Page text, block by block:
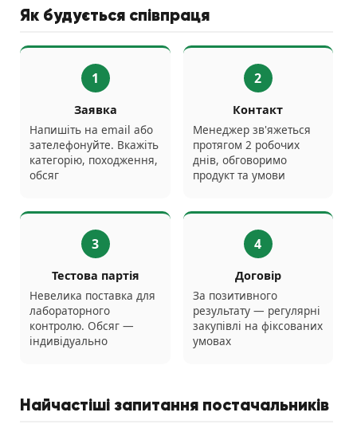
Як будується співпраця
1
Заявка
Напишіть на email або
зателефонуйте. Вкажіть
категорію, походження,
обсяг
2
Контакт
Менеджер зв'яжеться
протягом 2 робочих
днів, обговоримо
продукт та умови
3
Тестова партія
Невелика поставка для
лабораторного
контролю. Обсяг —
індивідуально
4
Договір
За позитивного
результату — регулярні
закупівлі на фіксованих
умовах
Найчастіші запитання постачальників